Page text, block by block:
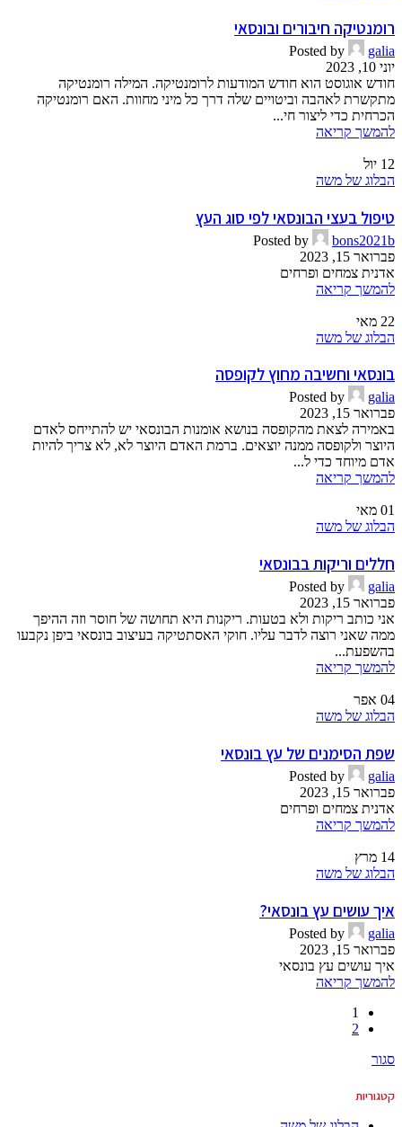
רומנטיקה חיבורים ובונסאי
Posted by
galia
יוני 10, 2023
חודש אוגוסט הוא חודש המודעות לרומנטיקה. המילה רומנטיקה
מתקשרת לאהבה וביטויים שלה דרך כל מיני מחוות. האם רומנטיקה
הכרחית כדי ליצור חי...
להמשך קריאה
12 יול
הבלוג של משה
טיפול בעצי הבונסאי לפי סוג העץ
Posted by
bons2021b
פברואר 15, 2023
אדנית צמחים ופרחים
להמשך קריאה
22 מאי
הבלוג של משה
בונסאי וחשיבה מחוץ לקופסה
Posted by
galia
פברואר 15, 2023
באמירה לצאת מהקופסה בנושא אומנות הבונסאי יש להתייחס לאדם
היוצר ולקופסה ממנה יוצאים. ברמת האדם היוצר לא, לא צריך להיות
אדם מיוחד כדי ל...
להמשך קריאה
01 מאי
הבלוג של משה
חללים וריקות בבונסאי
Posted by
galia
פברואר 15, 2023
אני כותב ריקות ולא בטעות. ריקנות היא תחושה של חוסר וזה ההיפך
ממה שאני רוצה לדבר עליו. חוקי האסתטיקה בעיצוב בונסאי ביפן נקבעו
בהשפעת...
להמשך קריאה
04 אפר
הבלוג של משה
שפת הסימנים של עץ בונסאי
Posted by
galia
פברואר 15, 2023
אדנית צמחים ופרחים
להמשך קריאה
14 מרץ
הבלוג של משה
איך עושים עץ בונסאי?
Posted by
galia
פברואר 15, 2023
איך עושים עץ בונסאי
להמשך קריאה
1
2
סגור
קטגוריות